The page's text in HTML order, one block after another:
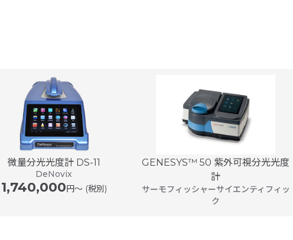
微量分光光度計 DS-11
DeNovix
1,740,000円〜 (税別)
GENESYS™ 50 紫外可視分光光度
計
サーモフィッシャーサイエンティフィッ
ク